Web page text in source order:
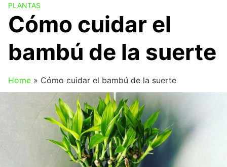
PLANTAS
Cómo cuidar el
bambú de la suerte
Home » Cómo cuidar el bambú de la suerte